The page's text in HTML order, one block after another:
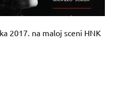
2017. na maloj sceni HNK